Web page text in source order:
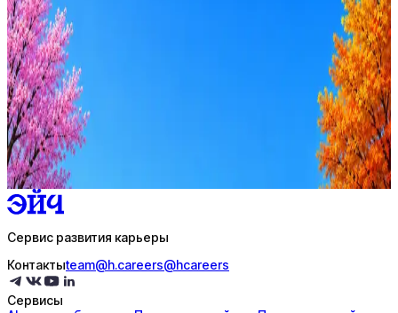
Стратегия поиска с AI: рынки, позиции, вилка, каналы
AI генерация сопроводительных писем
Сервис развития карьеры
Контактыteam@h.careers@hcareers
Сервисы